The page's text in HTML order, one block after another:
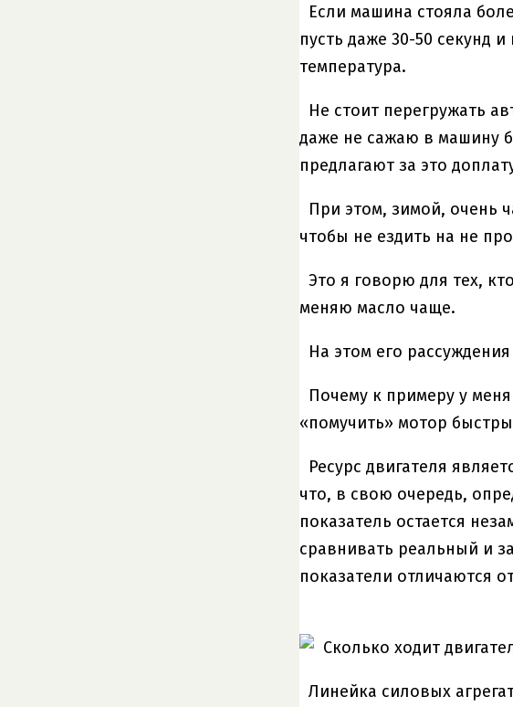
Если машина стояла
пусть даже 30-50 секунд
температура.
Не стоит перегружать
даже не сажаю в машину
предлагают за это
При этом, зимой, очень
чтобы не ездить на не
Это я говорю для тех,
меняю масло чаще.
На этом его
Почему к примеру у
«помучить» мотор
Ресурс двигателя
что, в свою очередь,
показатель остается
сравнивать реальный и
показатели отличаются
Линейка силовых